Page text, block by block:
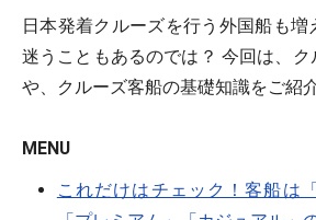
日本発着クルーズを行う外国船も
迷うこともあるのでは？ 今回は、
や、クルーズ客船の基礎知識をご紹
MENU
これだけはチェック！客船は